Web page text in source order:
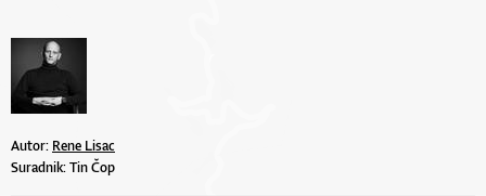
Autor: Rene Lisac
Suradnik: Tin Čop